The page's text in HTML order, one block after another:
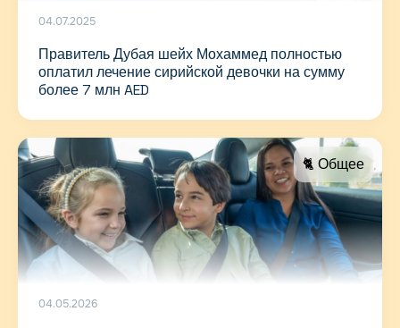
04.07.2025
Правитель Дубая шейх Мохаммед полностью
оплатил лечение сирийской девочки на сумму
более 7 млн AED
🐈 Общее
04.05.2026